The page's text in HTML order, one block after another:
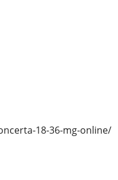
18-36-mg-online/